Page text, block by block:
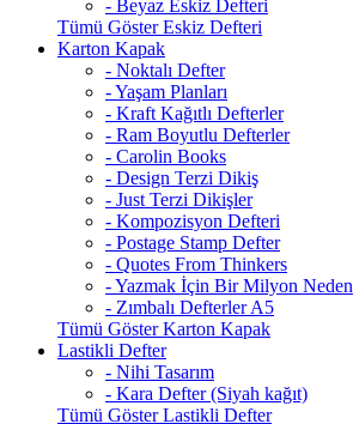
- Beyaz Eskiz Defteri
Tümü Göster Eskiz Defteri
Karton Kapak
- Noktalı Defter
- Yaşam Planları
- Kraft Kağıtlı Defterler
- Ram Boyutlu Defterler
- Carolin Books
- Design Terzi Dikiş
- Just Terzi Dikişler
- Kompozisyon Defteri
- Postage Stamp Defter
- Quotes From Thinkers
- Yazmak İçin Bir Milyon Neden
- Zımbalı Defterler A5
Tümü Göster Karton Kapak
Lastikli Defter
- Nihi Tasarım
- Kara Defter (Siyah kağıt)
Tümü Göster Lastikli Defter